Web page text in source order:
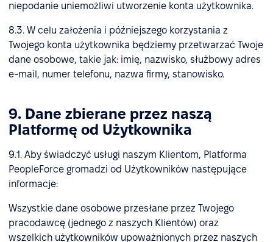
niepodanie uniemożliwi utworzenie konta użytkownika.
8.3. W celu założenia i późniejszego korzystania z
Twojego konta użytkownika będziemy przetwarzać Twoje
dane osobowe, takie jak: imię, nazwisko, służbowy adres
e-mail, numer telefonu, nazwa firmy, stanowisko.
9. Dane zbierane przez naszą
Platformę od Użytkownika
9.1. Aby świadczyć usługi naszym Klientom, Platforma
PeopleForce gromadzi od Użytkowników następujące
informacje:
Wszystkie dane osobowe przesłane przez Twojego
pracodawcę (jednego z naszych Klientów) oraz
wszelkich użytkowników upoważnionych przez naszych